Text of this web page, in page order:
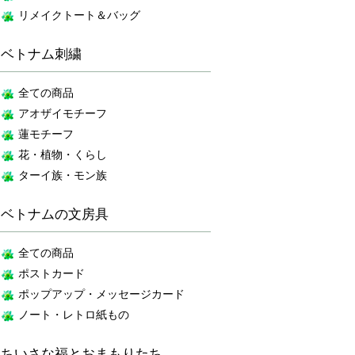
リメイクトート＆バッグ
ベトナム刺繍
全ての商品
アオザイモチーフ
蓮モチーフ
花・植物・くらし
ターイ族・モン族
ベトナムの文房具
全ての商品
ポストカード
ポップアップ・メッセージカード
ノート・レトロ紙もの